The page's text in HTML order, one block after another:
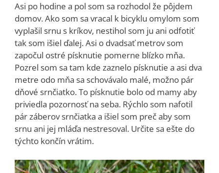
Asi po hodine a pol som sa rozhodol že pôjdem
domov. Ako som sa vracal k bicyklu omylom som
vyplašil srnu s kríkov, nestihol som ju ani odfotiť
tak som išiel ďalej. Asi o dvadsať metrov som
započul ostré písknutie pomerne blízko mňa.
Pozrel som sa tam kde zaznelo písknutie a asi dva
metre odo mňa sa schovávalo malé, možno pár
dňové srnčiatko. To písknutie bolo od mamy aby
priviedla pozornosť na seba. Rýchlo som nafotil
pár záberov srnčiatka a išiel som preč aby som
srnu ani jej mláďa nestresoval. Určite sa ešte do
týchto končín vrátim.